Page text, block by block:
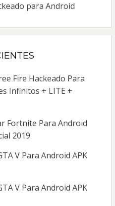
para Android
Fire Hackeado Para
Infinitos + LITE +
Fortnite Para Android
2019
V Para Android APK
V Para Android APK